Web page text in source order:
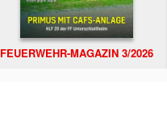
FEUERWEHR-MAGAZIN 3/2026